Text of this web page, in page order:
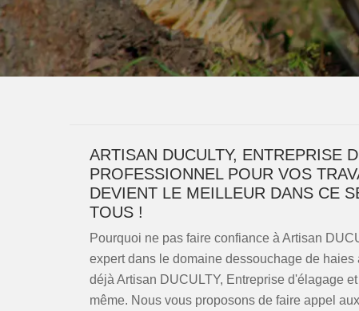
ARTISAN DUCULTY, ENTREPRISE
PROFESSIONNEL POUR VOS
DEVIENT LE MEILLEUR DANS CE
TOUS !
Pourquoi ne pas faire confiance à Artisan
expert dans le domaine dessouchage de
déjà Artisan DUCULTY, Entreprise d'élagage
même. Nous vous proposons de faire appel